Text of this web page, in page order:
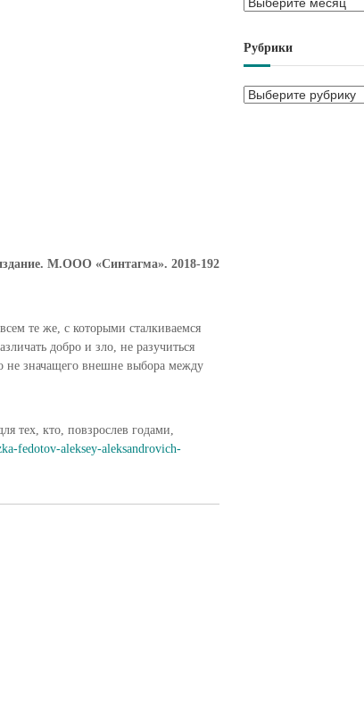
М.ООО «Синтагма». 2018-192
те же, с которыми сталкиваемся
добро и зло, не разучиться
не значащего внешне выбора между
тех, кто, повзрослев годами,
fedotov-aleksey-aleksandrovich-
ы
Рубрики
Р